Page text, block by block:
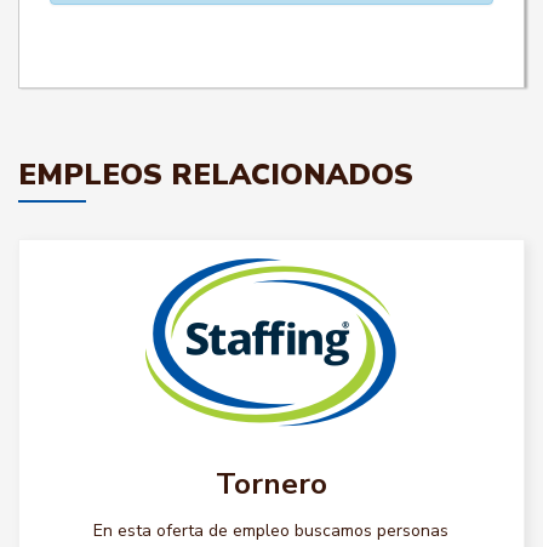
EMPLEOS RELACIONADOS
Tornero
En esta oferta de empleo buscamos personas